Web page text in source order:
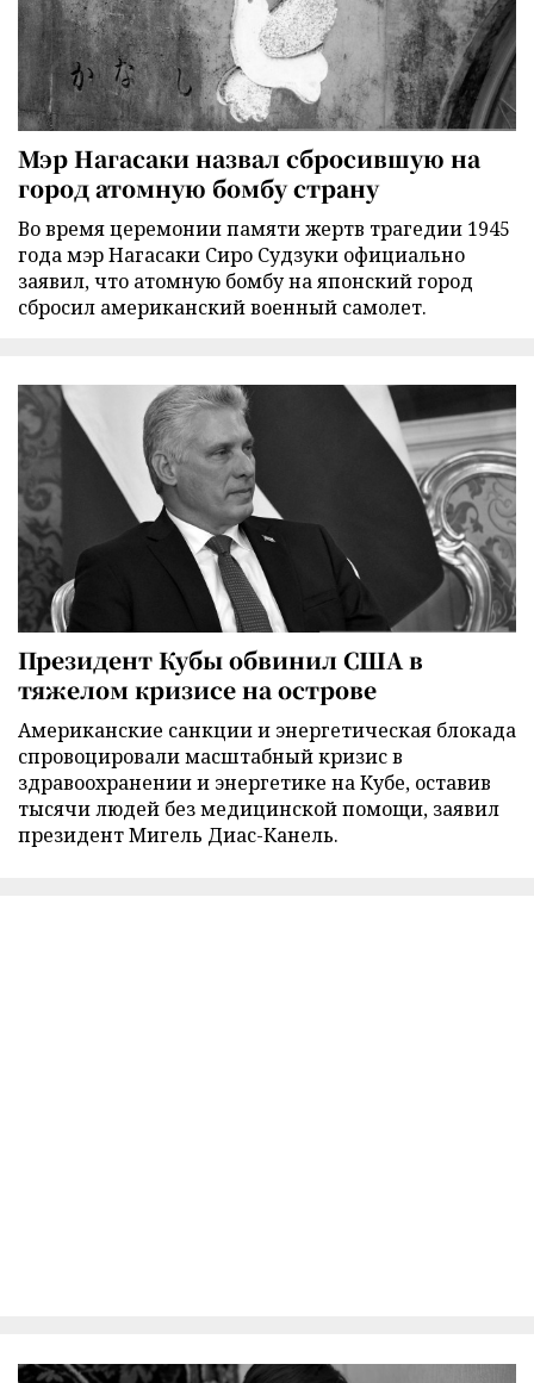
Мэр Нагасаки назвал сбросившую на
город атомную бомбу страну
Во время церемонии памяти жертв трагедии 1945
года мэр Нагасаки Сиро Судзуки официально
заявил, что атомную бомбу на японский город
сбросил американский военный самолет.
Президент Кубы обвинил США в
тяжелом кризисе на острове
Американские санкции и энергетическая блокада
спровоцировали масштабный кризис в
здравоохранении и энергетике на Кубе, оставив
тысячи людей без медицинской помощи, заявил
президент Мигель Диас-Канель.